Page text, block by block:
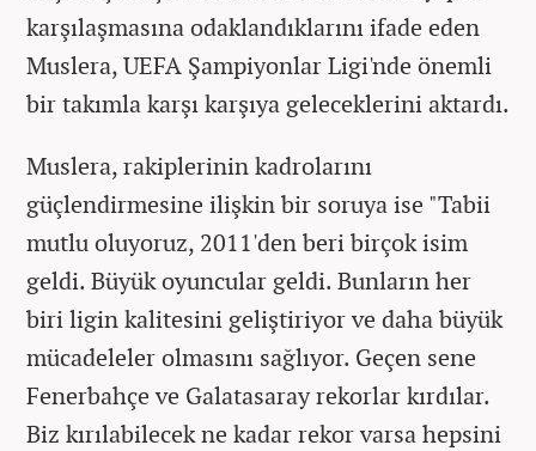
karşılaşmasına odaklandıklarını ifade eden
Muslera, UEFA Şampiyonlar Ligi'nde önemli
bir takımla karşı karşıya geleceklerini aktardı.
Muslera, rakiplerinin kadrolarını
güçlendirmesine ilişkin bir soruya ise "Tabii
mutlu oluyoruz, 2011'den beri birçok isim
geldi. Büyük oyuncular geldi. Bunların her
biri ligin kalitesini geliştiriyor ve daha büyük
mücadeleler olmasını sağlıyor. Geçen sene
Fenerbahçe ve Galatasaray rekorlar kırdılar.
Biz kırılabilecek ne kadar rekor varsa hepsini